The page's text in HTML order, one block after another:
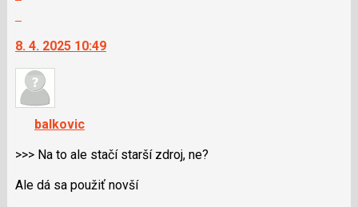
další
nový
názor.
navigaci
lze
použít
klávesy
8. 4. 2025 10:49
balkovic
>>> Na to ale stačí starší zdroj, ne?
Ale dá sa použiť novší